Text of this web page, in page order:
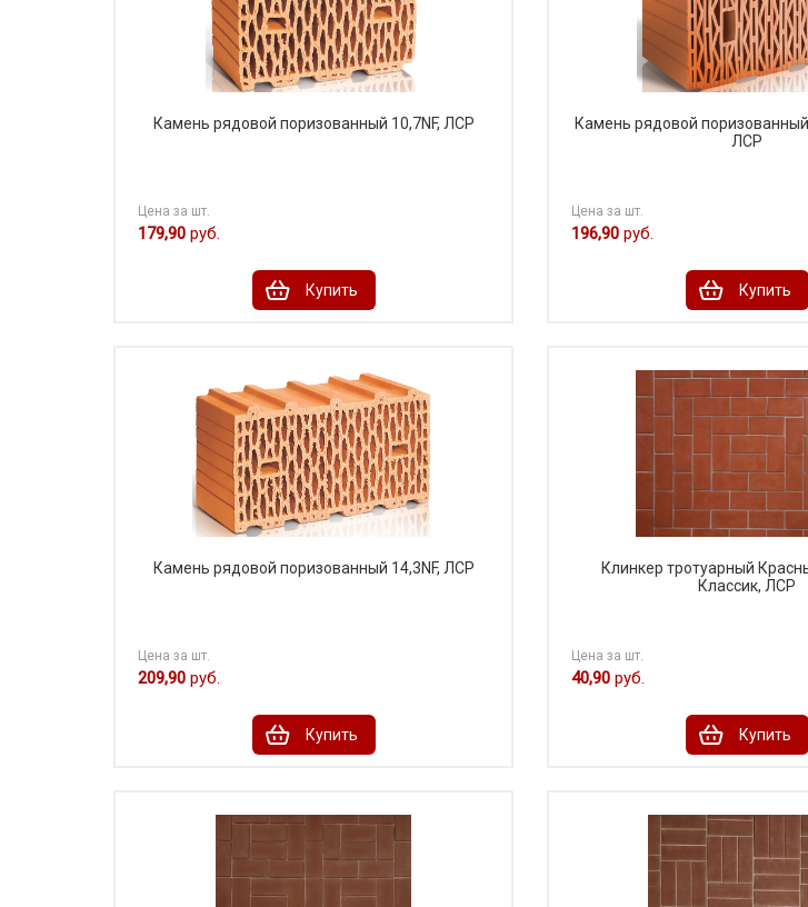
Камень рядовой поризованный 10,7NF, ЛСР
Цена за шт.
179,90 руб.
Купить
Камень рядовой
ЛСР
Цена за шт.
196,90 руб.
Купить
Камень рядовой поризованный 14,3NF, ЛСР
Цена за шт.
209,90 руб.
Купить
Клинкер тротуарный
Классик, ЛСР
Цена за шт.
40,90 руб.
Купить